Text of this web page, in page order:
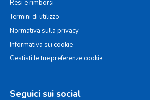
Resi e rimborsi
Termini di utilizzo
Normativa sulla privacy
Informativa sui cookie
Gestisti le tue preferenze cookie
Seguici sui social